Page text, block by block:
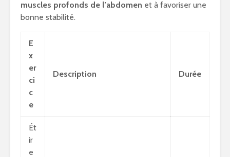
muscles profonds de l’abdomen et à favoriser une
bonne stabilité.
E
x
er
ci
c
e
Description Durée
Ét
ir
e